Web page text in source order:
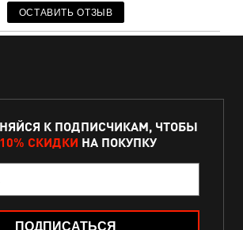
ОСТАВИТЬ ОТЗЫВ
К ПОДПИСЧИКАМ, ЧТОБЫ
10% СКИДКИ НА ПОКУПКУ
ПОДПИСАТЬСЯ